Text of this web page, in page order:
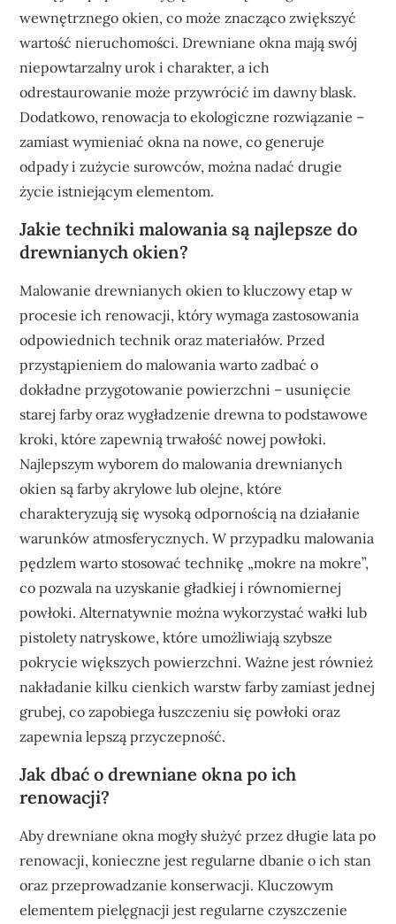
wewnętrznego okien, co może znacząco zwiększyć
wartość nieruchomości. Drewniane okna mają swój
niepowtarzalny urok i charakter, a ich
odrestaurowanie może przywrócić im dawny blask.
Dodatkowo, renowacja to ekologiczne rozwiązanie –
zamiast wymieniać okna na nowe, co generuje
odpady i zużycie surowców, można nadać drugie
życie istniejącym elementom.
Jakie techniki malowania są najlepsze do
drewnianych okien?
Malowanie drewnianych okien to kluczowy etap w
procesie ich renowacji, który wymaga zastosowania
odpowiednich technik oraz materiałów. Przed
przystąpieniem do malowania warto zadbać o
dokładne przygotowanie powierzchni – usunięcie
starej farby oraz wygładzenie drewna to podstawowe
kroki, które zapewnią trwałość nowej powłoki.
Najlepszym wyborem do malowania drewnianych
okien są farby akrylowe lub olejne, które
charakteryzują się wysoką odpornością na działanie
warunków atmosferycznych. W przypadku malowania
pędzlem warto stosować technikę „mokre na mokre”,
co pozwala na uzyskanie gładkiej i równomiernej
powłoki. Alternatywnie można wykorzystać wałki lub
pistolety natryskowe, które umożliwiają szybsze
pokrycie większych powierzchni. Ważne jest również
nakładanie kilku cienkich warstw farby zamiast jednej
grubej, co zapobiega łuszczeniu się powłoki oraz
zapewnia lepszą przyczepność.
Jak dbać o drewniane okna po ich
renowacji?
Aby drewniane okna mogły służyć przez długie lata po
renowacji, konieczne jest regularne dbanie o ich stan
oraz przeprowadzanie konserwacji. Kluczowym
elementem pielęgnacji jest regularne czyszczenie